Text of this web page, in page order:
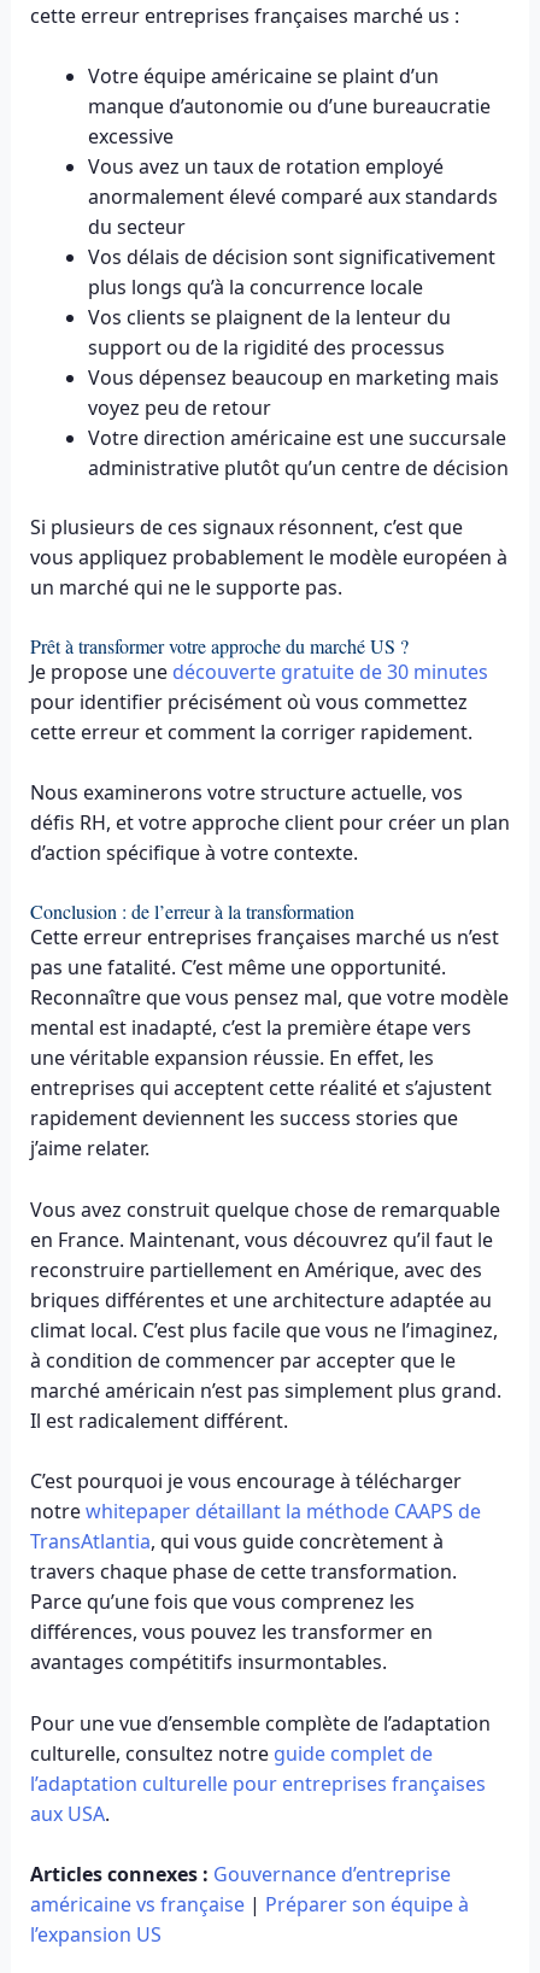
cette erreur entreprises françaises marché us :
Votre équipe américaine se plaint d’un
manque d’autonomie ou d’une bureaucratie
excessive
Vous avez un taux de rotation employé
anormalement élevé comparé aux standards
du secteur
Vos délais de décision sont significativement
plus longs qu’à la concurrence locale
Vos clients se plaignent de la lenteur du
support ou de la rigidité des processus
Vous dépensez beaucoup en marketing mais
voyez peu de retour
Votre direction américaine est une succursale
administrative plutôt qu’un centre de décision
Si plusieurs de ces signaux résonnent, c’est que
vous appliquez probablement le modèle européen à
un marché qui ne le supporte pas.
Prêt à transformer votre approche du marché US ?
Je propose une découverte gratuite de 30 minutes
pour identifier précisément où vous commettez
cette erreur et comment la corriger rapidement.
Nous examinerons votre structure actuelle, vos
défis RH, et votre approche client pour créer un plan
d’action spécifique à votre contexte.
Conclusion : de l’erreur à la transformation
Cette erreur entreprises françaises marché us n’est
pas une fatalité. C’est même une opportunité.
Reconnaître que vous pensez mal, que votre modèle
mental est inadapté, c’est la première étape vers
une véritable expansion réussie. En effet, les
entreprises qui acceptent cette réalité et s’ajustent
rapidement deviennent les success stories que
j’aime relater.
Vous avez construit quelque chose de remarquable
en France. Maintenant, vous découvrez qu’il faut le
reconstruire partiellement en Amérique, avec des
briques différentes et une architecture adaptée au
climat local. C’est plus facile que vous ne l’imaginez,
à condition de commencer par accepter que le
marché américain n’est pas simplement plus grand.
Il est radicalement différent.
C’est pourquoi je vous encourage à télécharger
notrewhitepaper détaillant la méthode CAAPS de
TransAtlantia, qui vous guide concrètement à
travers chaque phase de cette transformation.
Parce qu’une fois que vous comprenez les
différences, vous pouvez les transformer en
avantages compétitifs insurmontables.
Pour une vue d’ensemble complète de l’adaptation
culturelle, consultez notre guide complet de
l’adaptation culturelle pour entreprises françaises
aux USA.
Articles connexes : Gouvernance d’entreprise
américaine vs française| Préparer son équipe à
l’expansion US